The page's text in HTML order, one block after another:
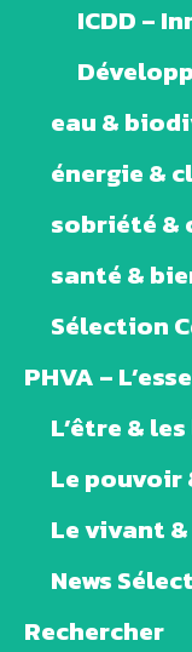
ICDD –
eau &
énergie &
sobriété
santé &
Sélection
PHVA –
L’être &
Le pouvoir
Le vivant
News
Rechercher